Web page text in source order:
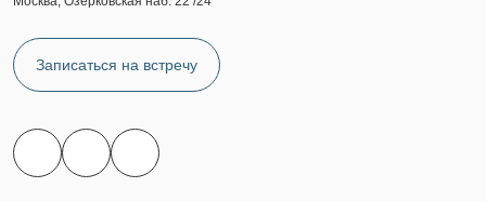
Записаться на встречу